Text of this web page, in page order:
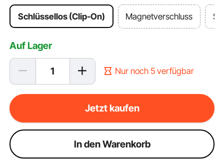
Schlüssellos (Clip-On) Magnetverschluss
Auf Lager
Nur noch 5 verfügbar
Jetzt kaufen
ln den Warenkorb